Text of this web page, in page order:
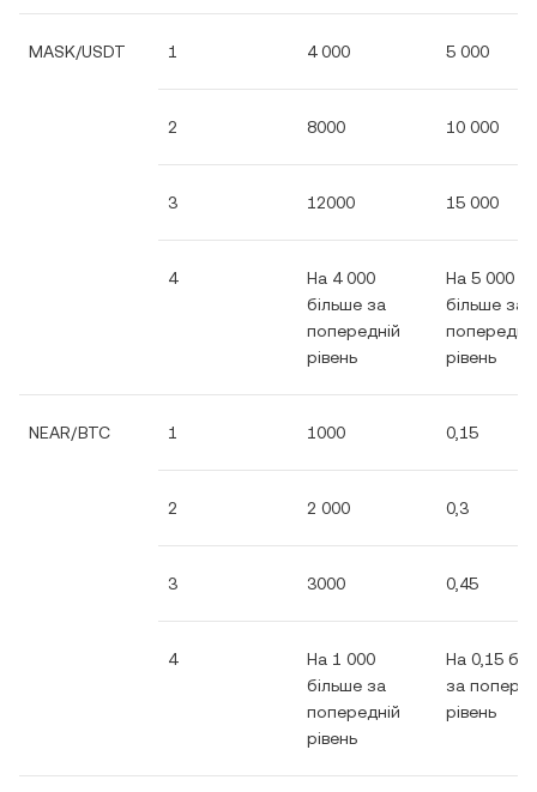
MASK/USDT 1 4 000 5 000
2 8000 10 000
3 12000 15 000
4
На 4 000
більше за
попередній
рівень
На 5 000
більше за
рівень
NEAR/BTC 1 1000 0,15
2 2 000 0,3
3 3000 0,45
4
На 1 000
більше за
попередній
рівень
На 0,15
за
рівень